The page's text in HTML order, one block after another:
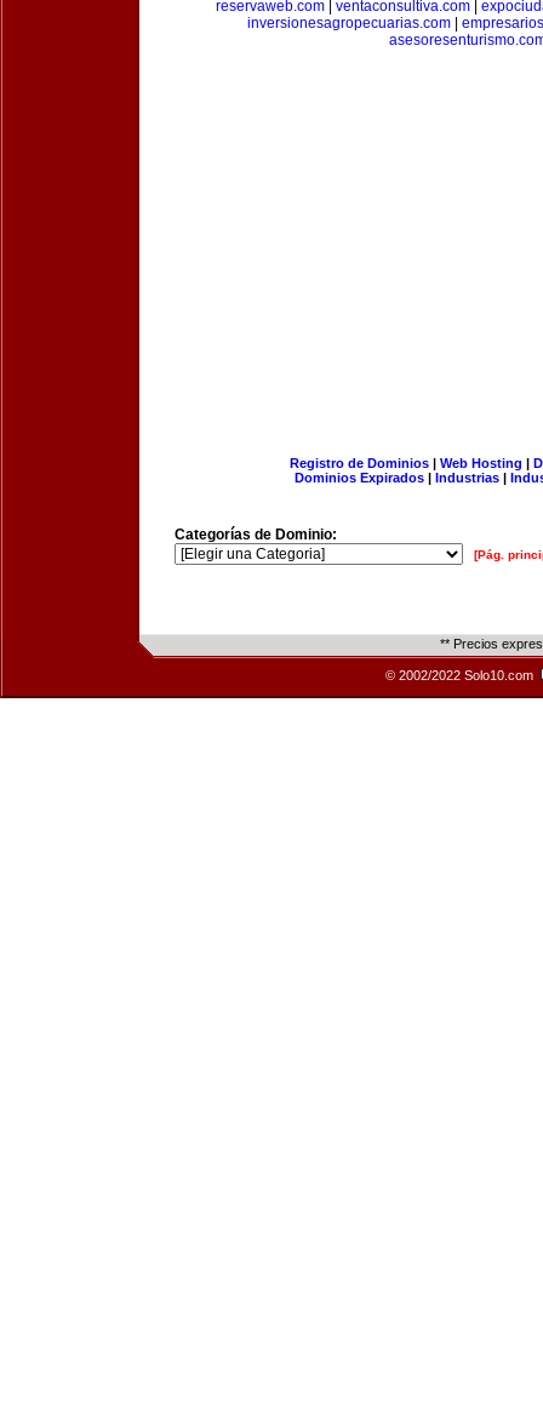
reservaweb.com| ventaconsultiva.com|
inversionesagropecuarias.com
Registro de Dominios| Web Hosting |
Dominios Expirados | Industrias |
Categorías de Dominio:
[Pág.
** Precios
© 2002/2022 Solo10.com